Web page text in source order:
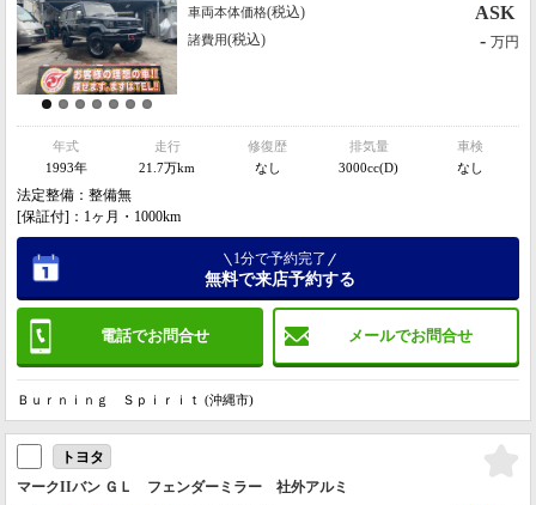
車両本体価格(税込) ASK
諸費用(税込) - 万円
年式
1993年
走行
21.7万km
修復歴
なし
排気量
3000cc(D)
車検
なし
法定整備：整備無
[保証付]：1ヶ月・1000km
電話でお問合せ メールでお問合せ
1分で予約完了
無料で来店予約する
Ｂｕｒｎｉｎｇ Ｓｐｉｒｉｔ (沖縄市)
トヨタ
マークIIバン ＧＬ フェンダーミラー 社外アルミ